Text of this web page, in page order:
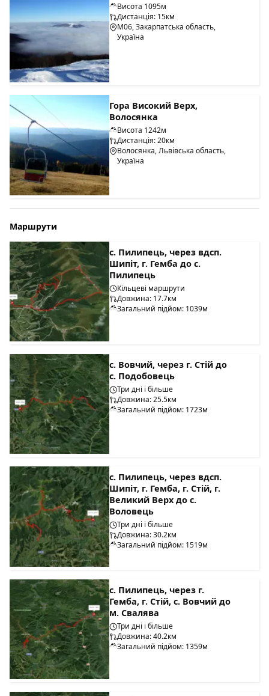
Висота 1095м
Дистанція: 15км
М06, Закарпатська область,
Україна
Гора Високий Верх,
Волосянка
Висота 1242м
Дистанція: 20км
Волосянка, Львівська область,
Україна
Маршрути
с. Пилипець, через вдсп.
Шипіт, г. Гемба до с.
Пилипець
Кільцеві маршрути
Довжина: 17.7км
Загальний підйом: 1039м
с. Вовчий, через г. Стій до
с. Подобовець
Три дні і більше
Довжина: 25.5км
Загальний підйом: 1723м
с. Пилипець, через вдсп.
Шипіт, г. Гемба, г. Стій, г.
Великий Верх до с.
Воловець
Три дні і більше
Довжина: 30.2км
Загальний підйом: 1519м
с. Пилипець, через г.
Гемба, г. Стій, с. Вовчий до
м. Свалява
Три дні і більше
Довжина: 40.2км
Загальний підйом: 1359м